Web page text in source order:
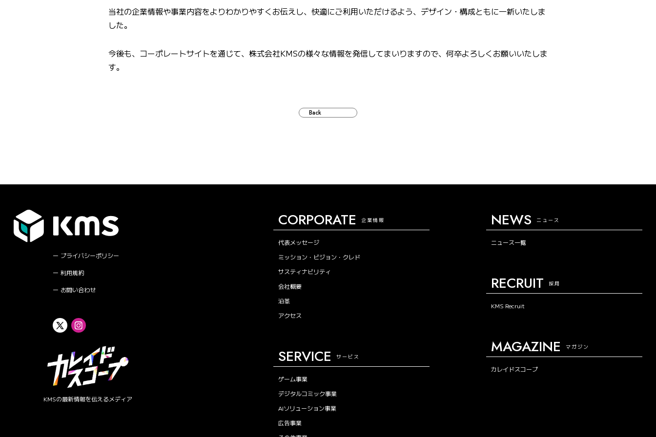
当社の企業情報や事業内容をよりわかりやすくお伝えし、快適にご利用いただけるよう、デザイン・構成ともに一新いたしま
した。
今後も、コーポレートサイトを通じて、株式会社KMSの様々な情報を発信してまいりますので、何卒よろしくお願いいたしま
す。
Back
プライバシーポリシー
利用規約
お問い合わせ
KMSの最新情報を伝えるメディア
CORPORATE 企業情報
代表メッセージ
ミッション・ビジョン・クレド
サスティナビリティ
会社概要
沿革
アクセス
SERVICE サービス
ゲーム事業
デジタルコミック事業
AIソリューション事業
広告事業
NEWS ニュース
ニュース一覧
RECRUIT 採用
KMS Recruit
MAGAZINE マガジン
カレイドスコープ